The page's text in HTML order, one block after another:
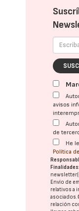
avisos
de
He
Política
Finalidades:
Envío de
relativos a
asociados.
relación